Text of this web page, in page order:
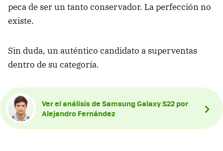
peca de ser un tanto conservador. La perfección no
existe.
Sin duda, un auténtico candidato a superventas
dentro de su categoría.
Ver el análisis de Samsung Galaxy S22 por
Alejandro Fernández